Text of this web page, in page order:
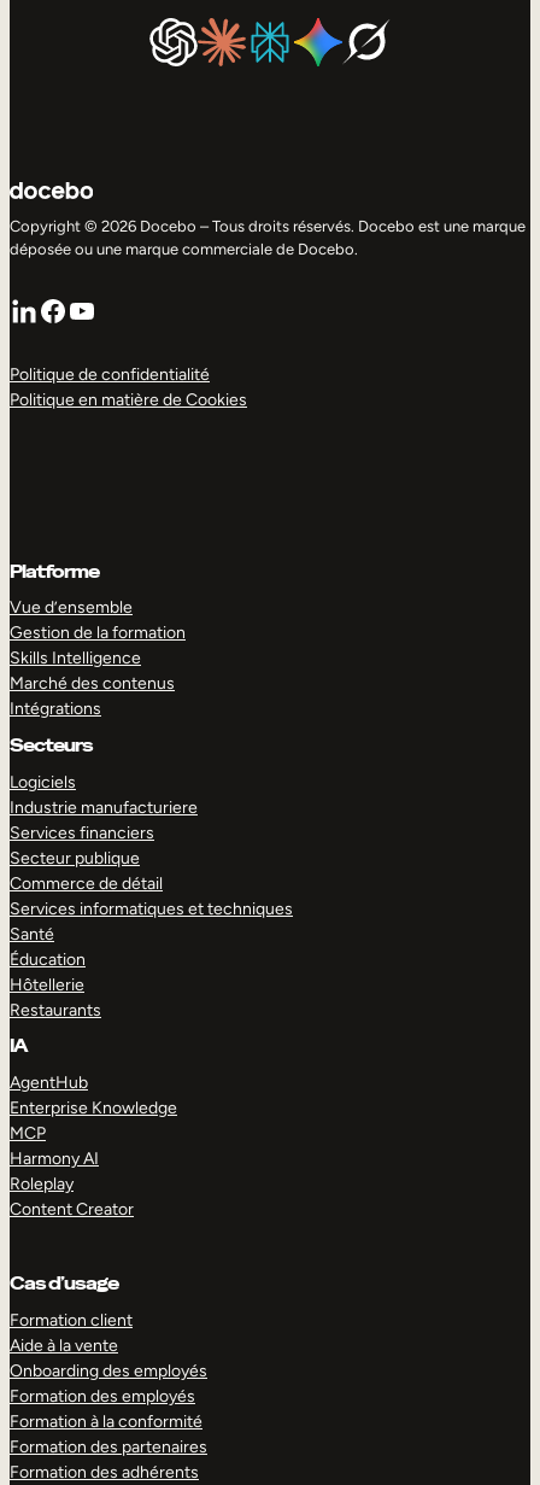
Copyright © 2026 Docebo – Tous droits réservés. Docebo est une marque
déposée ou une marque commerciale de Docebo.
LinkedIn
Facebook
YouTube
Politique de confidentialité
Politique en matière de Cookies
Platforme
Vue d’ensemble
Gestion de la formation
Skills Intelligence
Marché des contenus
Intégrations
Secteurs
Logiciels
Industrie manufacturiere
Services financiers
Secteur publique
Commerce de détail
Services informatiques et techniques
Santé
Éducation
Hôtellerie
Restaurants
IA
AgentHub
Enterprise Knowledge
MCP
Harmony AI
Roleplay
Content Creator
Cas d’usage
Formation client
Aide à la vente
Onboarding des employés
Formation des employés
Formation à la conformité
Formation des partenaires
Formation des adhérents